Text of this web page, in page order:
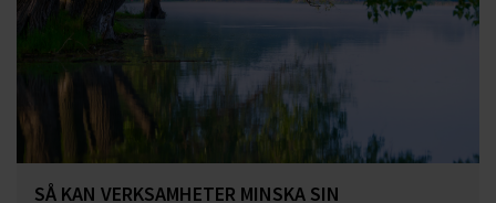
SÅ KAN VERKSAMHETER MINSKA SIN